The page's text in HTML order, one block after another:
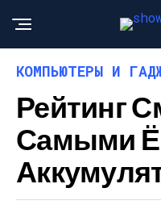
КОМПЬЮТЕРЫ И
Рейтинг
Самыми